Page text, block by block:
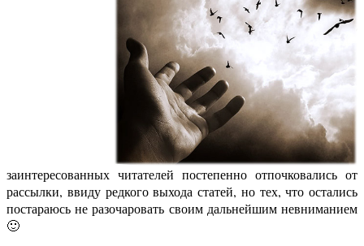
заинтересованных читателей постепенно отпочковались от
рассылки, ввиду редкого выхода статей, но тех, что остались
постараюсь не разочаровать своим дальнейшим невниманием
🙂